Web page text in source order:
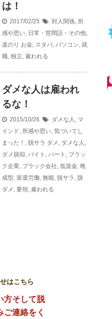
は！
2017/02/25 対人関係, 所
感や思い, 日常・世間話・その他,
道のり お金, スタバ, パソコン, 就
職, 独立, 雇われる
ダメな人は雇われ
るな！
2015/10/26 ダメな人 , マ
インド, 所感や思い, 気づいてし
まった！ , 脱サラ ダメ , ダメな人 ,
ダメ脱却, バイト , パート , ブラッ
ク企業, ブラック会社, 低賃金, 晩
成型, 派遣労働, 無能, 脱サラ , 脱
ダメ , 要領, 雇われる
はこちら
方そして脱
連絡をく